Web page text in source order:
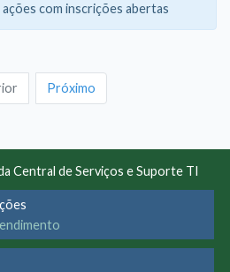
com inscrições abertas
Próximo
Central de Serviços e Suporte TI